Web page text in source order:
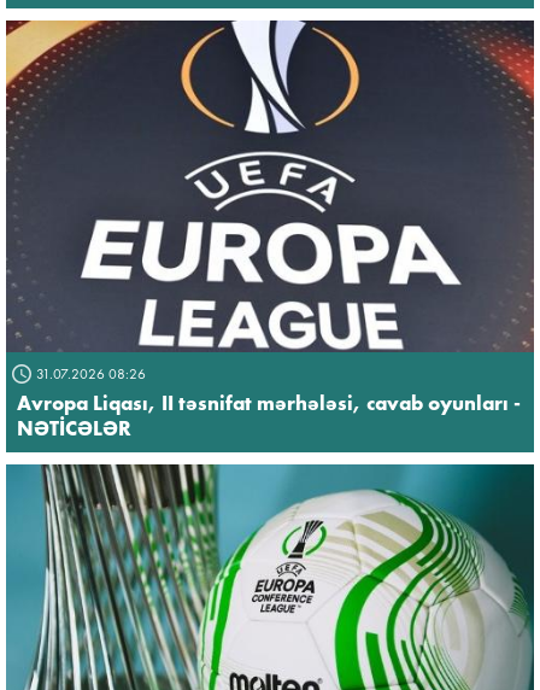
31.07.2026 08:26
Avropa Liqası, II təsnifat mərhələsi, cavab oyunları -
NƏTİCƏLƏR